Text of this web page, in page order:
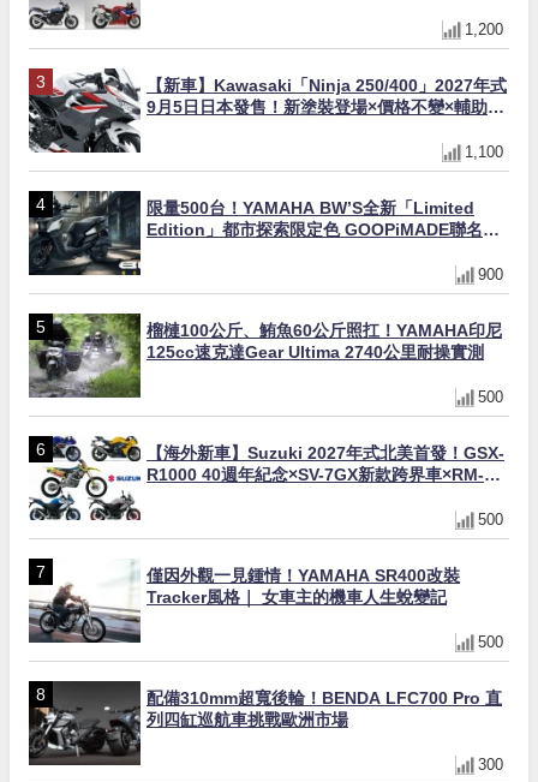
1,200
【新車】Kawasaki「Ninja 250/400」2027年式
9月5日日本發售！新塗裝登場×價格不變×輔助滑
1,100
限量500台！YAMAHA BW’S全新「Limited
Edition」都市探索限定色 GOOPiMADE聯名包
900
榴槤100公斤、鮪魚60公斤照扛！YAMAHA印尼
125cc速克達Gear Ultima 2740公里耐操實測
500
【海外新車】Suzuki 2027年式北美首發！GSX-
R1000 40週年紀念×SV-7GX新款跨界車×RM-
500
僅因外觀一見鍾情！YAMAHA SR400改裝
Tracker風格｜ 女車主的機車人生蛻變記
500
配備310mm超寬後輪！BENDA LFC700 Pro 直
列四缸巡航車挑戰歐洲市場
300